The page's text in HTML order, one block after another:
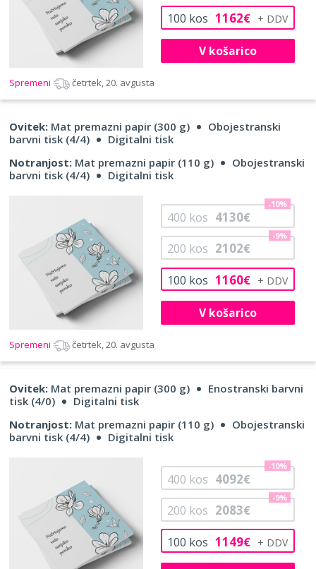
100 kos 1162€
V košarico
Spremeni četrtek, 20. avgusta
Ovitek: Mat premazni papir (300 g)
Obojestranski
barvni tisk (4/4)
Digitalni tisk
Notranjost: Mat premazni papir (110 g)
Obojestranski
barvni tisk (4/4)
Digitalni tisk
100 kos 1160€
200 kos 2102€
-9%
400 kos 4130€
-10%
V košarico
Spremeni četrtek, 20. avgusta
Ovitek: Mat premazni papir (300 g)
Enostranski barvni
tisk (4/0)
Digitalni tisk
Notranjost: Mat premazni papir (110 g)
Obojestranski
barvni tisk (4/4)
Digitalni tisk
100 kos 1149€
200 kos 2083€
-9%
400 kos 4092€
-10%